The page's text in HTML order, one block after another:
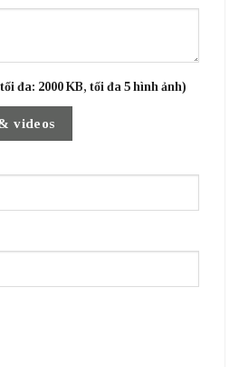
đa: 2000 KB, tối đa 5 hình ảnh)
videos